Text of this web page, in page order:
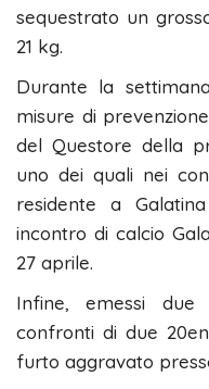
sequestrato un
21 kg.
Durante la
misure di
del Questore della
uno dei quali nei
residente a
incontro di calcio
27 aprile.
Infine, emessi
confronti di due
furto aggravato